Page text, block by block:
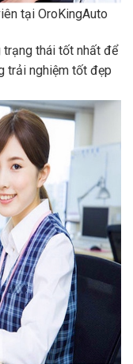
tại OroKingAuto
thái tốt nhất để
trải nghiệm tốt đẹp